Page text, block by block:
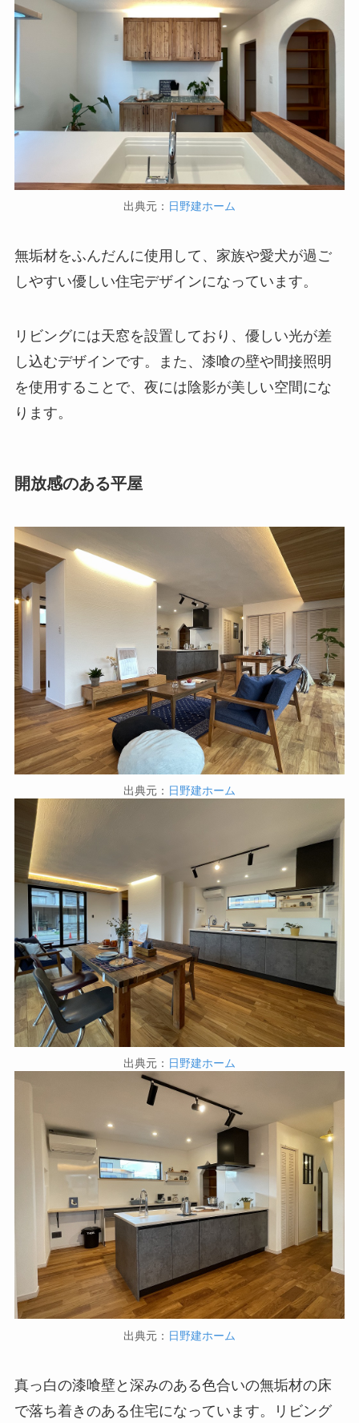
出典元： 日野建ホーム
無垢材をふんだんに使用して、家族や愛犬が過ご
しやすい優しい住宅デザインになっています。
リビングには天窓を設置しており、優しい光が差
し込むデザインです。また、漆喰の壁や間接照明
を使用することで、夜には陰影が美しい空間にな
ります。
開放感のある平屋
出典元： 日野建ホーム
出典元： 日野建ホーム
出典元： 日野建ホーム
真っ白の漆喰壁と深みのある色合いの無垢材の床
で落ち着きのある住宅になっています。リビング